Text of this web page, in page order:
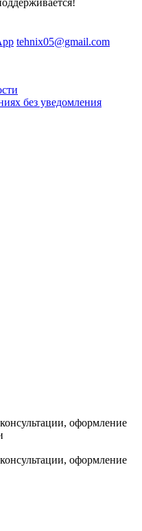
tehnix05@gmail.com
без уведомления
оформление
оформление